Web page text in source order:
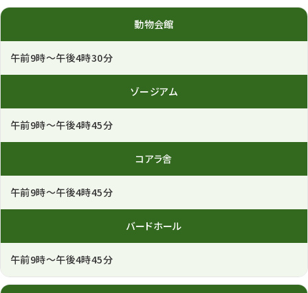
動物会館
午前9時～午後4時30分
ゾージアム
午前9時～午後4時45分
コアラ舎
午前9時～午後4時45分
バードホール
午前9時～午後4時45分